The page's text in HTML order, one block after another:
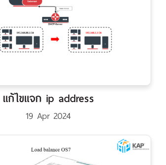
แก้ไขแจก ip address
19 Apr 2024